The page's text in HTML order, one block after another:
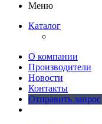
Меню
Каталог
О компании
Производители
Новости
Контакты
Отправить запрос